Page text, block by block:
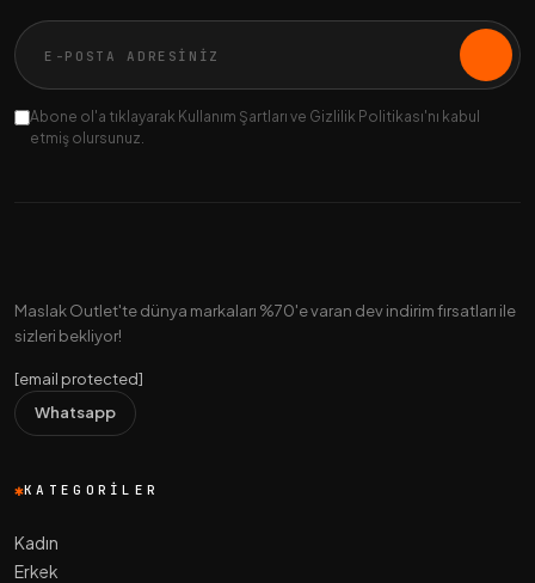
Abone ol'a tıklayarak Kullanım Şartları ve Gizlilik Politikası'nı kabul
etmiş olursunuz.
Maslak Outlet'te dünya markaları %70'e varan dev indirim fırsatları ile
sizleri bekliyor!
[email protected]
Whatsapp
KATEGORILER
Kadın
Erkek